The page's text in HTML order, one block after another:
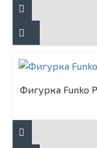
Фигурка Funko